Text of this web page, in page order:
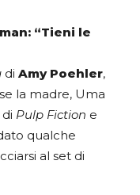
“Tieni le
di Amy Poehler,
la madre, Uma
Pulp Fiction e
qualche
al set di